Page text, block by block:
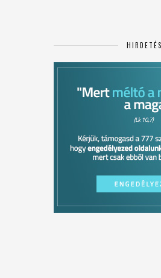
HIRDETÉS